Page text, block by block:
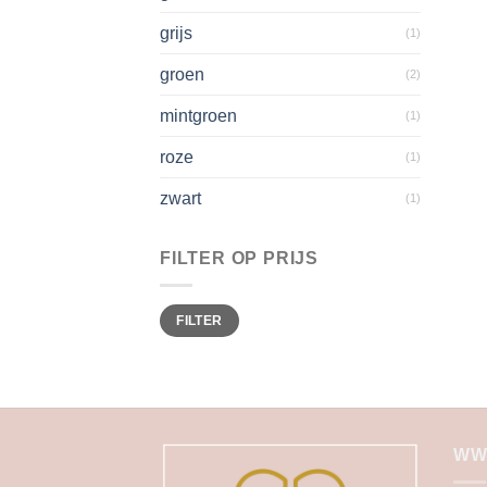
grijs (1)
groen (2)
mintgroen (1)
roze (1)
zwart (1)
FILTER OP PRIJS
Min.
prijs
Max.
prijsFILTER